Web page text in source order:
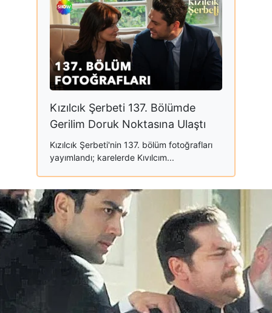
Kızılcık Şerbeti 137. Bölümde
Gerilim Doruk Noktasına Ulaştı
Kızılcık Şerbeti'nin 137. bölüm fotoğrafları
yayımlandı; karelerde Kıvılcım...